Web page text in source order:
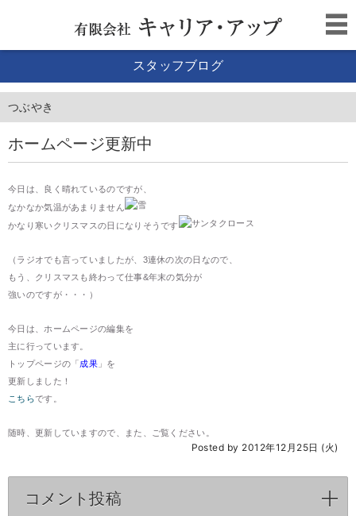
スタッフブログ
つぶやき
ホームページ更新中
今日は、良く晴れているのですが、
なかなか気温があまりません
かなり寒いクリスマスの日になりそうです
（ラジオでも言っていましたが、3連休の次の日なので、
もう、クリスマスも終わって仕事&年末の気分が
強いのですが・・・）
今日は、ホームページの編集を
主に行っています。
トップページの「成果 」を
更新しました！
こちらです。
随時、更新していますので、また、ご覧ください。
Posted by 2012年12月25日 (火)
コメント投稿